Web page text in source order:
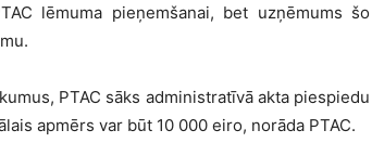
lēmuma pieņemšanai, bet uzņēmums šo
PTAC sāks administratīvā akta piespiedu
apmērs var būt 10 000 eiro, norāda PTAC.